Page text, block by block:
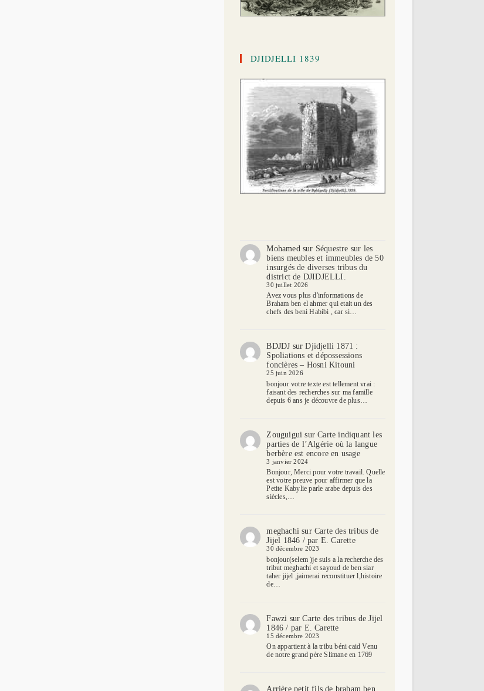
DJIDJELLI 1839
Mohamed sur Séquestre sur les
biens meubles et immeubles de 50
insurgés de diverses tribus du
district de DJIDJELLI.
30 juillet 2026
Avez vous plus d'informations de
Braham ben el ahmer qui etait un des
chefs des beni Habibi , car si…
BDJDJ surDjidjelli 1871 :
Spoliations et dépossessions
foncières – Hosni Kitouni
25 juin 2026
bonjour votre texte est tellement vrai :
faisant des recherches sur ma famille
depuis 6 ans je découvre de plus…
Zouguigui surCarte indiquant les
parties de l’Algérie où la langue
berbère est encore en usage
3 janvier 2024
Bonjour, Merci pour votre travail. Quelle
est votre preuve pour affirmer que la
Petite Kabylie parle arabe depuis des
siècles,…
meghachisur Carte des tribus de
Jijel 1846 / par E. Carette
30 décembre 2023
bonjour(selem )je suis a la recherche des
tribut meghachi et sayoud de ben siar
taher jijel ,jaimerai reconstituer l,histoire
de…
Fawzi surCarte des tribus de Jijel
1846 / par E. Carette
15 décembre 2023
On appartient à la tribu béni caid Venu
de notre grand père Slimane en 1769
Arrière petit fils de braham ben